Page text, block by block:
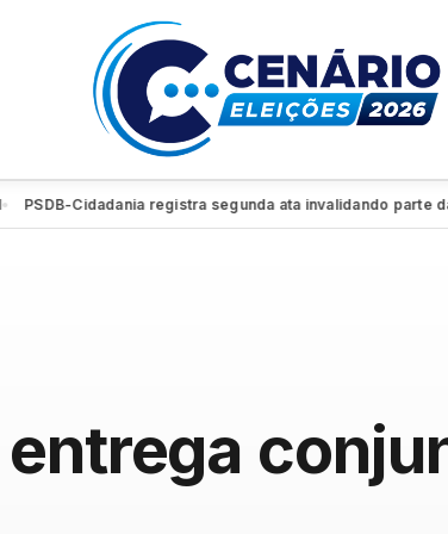
Cidadania registra segunda ata invalidando parte da
entrega